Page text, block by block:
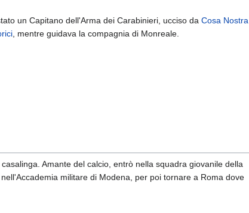
un Capitano dell'Arma dei Carabinieri, ucciso da Cosa Nostra
, mentre guidava la compagnia di Monreale.
Amante del calcio, entrò nella squadra giovanile della
militare di Modena, per poi tornare a Roma dove